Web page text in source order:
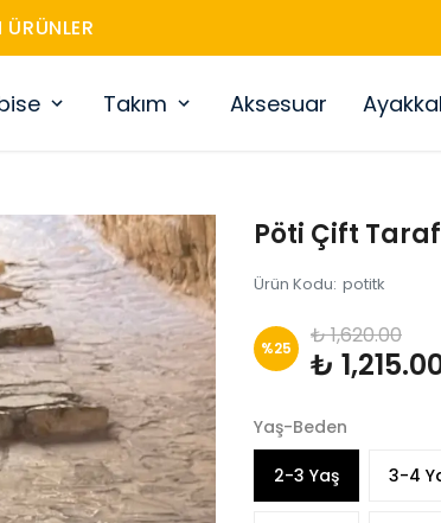
Takım Aksesuar
Pöti Çift
Ürün Kodu: potitk
%25 ₺ 1,620.00
₺
Yaş-Beden
2-3 Yaş 3-4